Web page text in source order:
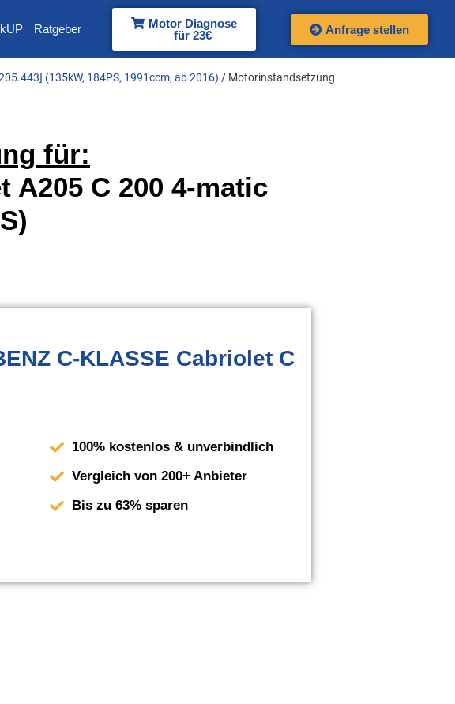
Ratgeber
Motor Diagnose
für 23€
Anfrage stellen
(135kW, 184PS, 1991ccm, ab 2016) / Motorinstandsetzung
für:
A205 C 200 4-matic
C-KLASSE Cabriolet C
100% kostenlos & unverbindlich
Vergleich von 200+ Anbieter
Bis zu 63% sparen